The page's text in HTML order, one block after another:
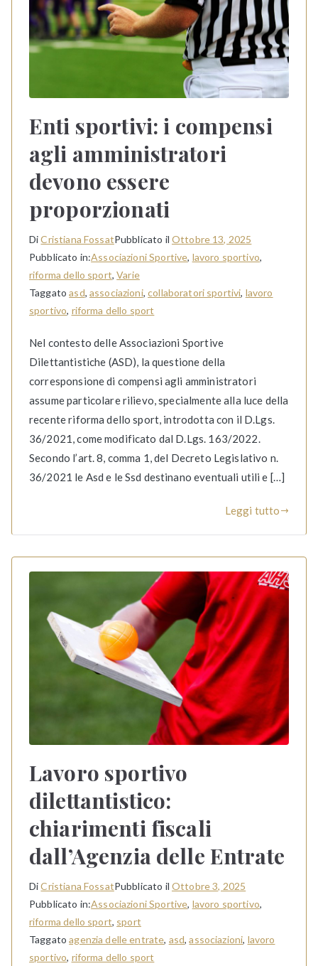
Enti sportivi: i compensi
agli amministratori
devono essere
proporzionati
DiCristiana FossatPubblicato il Ottobre 13, 2025
Pubblicato in:Associazioni Sportive, lavoro sportivo,
riforma dello sport,Varie
Taggatoasd, associazioni,collaboratori sportivi, lavoro
sportivo, riforma dello sport
Nel contesto delle Associazioni Sportive
Dilettantistiche (ASD), la questione della
corresponsione di compensi agli amministratori
assume particolare rilievo, specialmente alla luce della
recente riforma dello sport, introdotta con il D.Lgs.
36/2021, come modificato dal D.Lgs. 163/2022.
Secondo l’art. 8, comma 1, del Decreto Legislativo n.
36/2021 le Asd e le Ssd destinano eventuali utili e […]
Leggi tutto
Lavoro sportivo
dilettantistico:
chiarimenti fiscali
dall’Agenzia delle Entrate
DiCristiana FossatPubblicato il Ottobre 3, 2025
Pubblicato in:Associazioni Sportive, lavoro sportivo,
riforma dello sport, sport
Taggatoagenzia delle entrate, asd,associazioni, lavoro
sportivo, riforma dello sport